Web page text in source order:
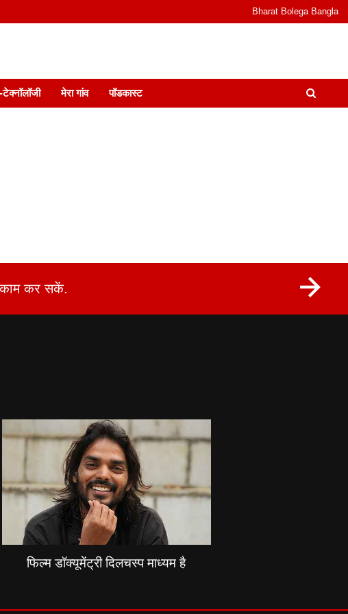
Bharat Bolega Bangla
& Podcast I जानकारी भी समझदारी भी और पॉडकास्ट
टेक्नॉलॉजी मेरा गांव पॉडकास्ट
काम कर सकें.
फिल्म डॉक्यूमेंट्री दिलचस्प माध्यम है